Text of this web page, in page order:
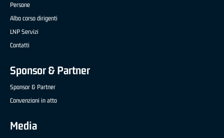
Persone
Albo corso dirigenti
LNP Servizi
Contatti
Sponsor & Partner
Sponsor & Partner
Convenzioni in atto
Media